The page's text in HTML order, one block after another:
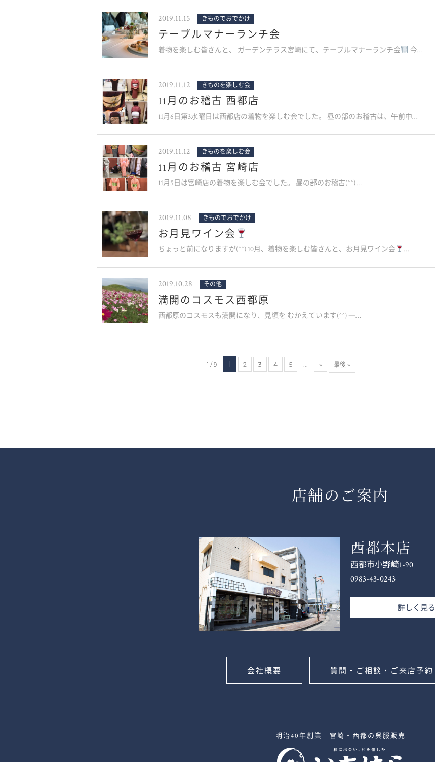
2019.11.15 きものでおでかけ
テーブルマナーランチ会
着物を楽しむ皆さんと、 ガーデンテラス宮崎にて、テーブルマナーランチ会 今…
2019.11.12 きものを楽しむ会
11月のお稽古 西都店
11月6日第3水曜日は西都店の着物を楽しむ会でした。 昼の部のお稽古は、午前中…
2019.11.12 きものを楽しむ会
11月のお稽古 宮崎店
11月5日は宮崎店の着物を楽しむ会でした。 昼の部のお稽古(^^) …
2019.11.08 きものでおでかけ
お月見ワイン会
ちょっと前になりますが(^^) 10月、着物を楽しむ皆さんと、お月見ワイン会 …
2019.10.28 その他
満開のコスモス西都原
西都原のコスモスも満開になり、見頃を むかえています(^^) 一…
1 / 9 1 2 3 4 5 » 最後 »
店舗のご案内
西都本店
西都市小野崎1-90
0983-43-0243
詳しく見る
会社概要 質問・ご相談・ご来店予約
明治40年創業 宮崎・西都の呉服販売